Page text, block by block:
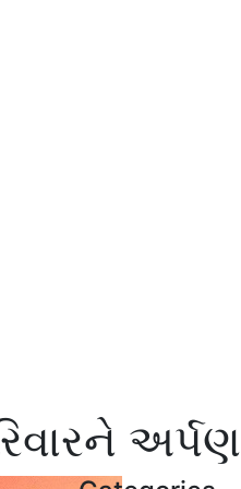
અર્પણ